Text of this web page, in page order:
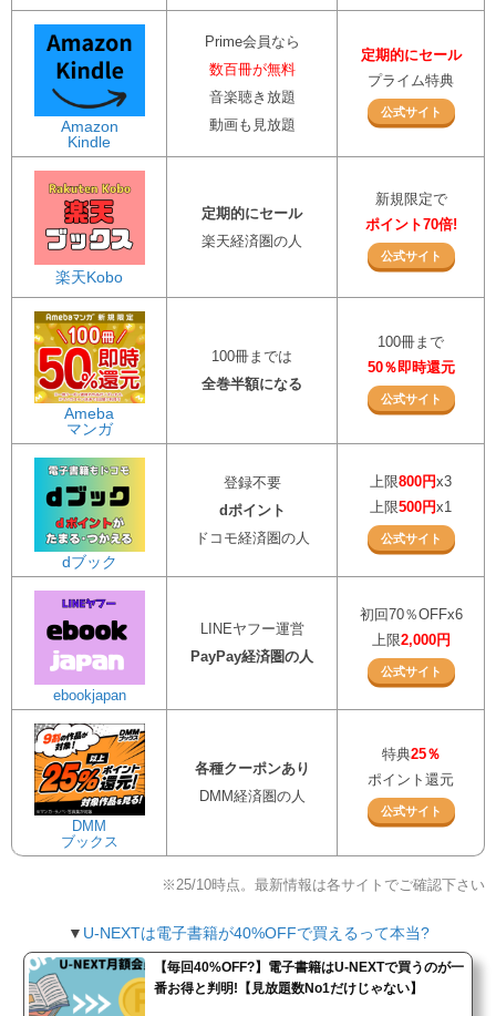
Amazon
Kindle
Prime会員なら
数百冊が無料
音楽聴き放題
動画も見放題
定期的にセール
プライム特典
公式サイト
楽天Kobo
定期的にセール
楽天経済圏の人
新規限定で
ポイント70倍!
公式サイト
Ameba
マンガ
100冊までは
全巻半額になる
100冊まで
50％即時還元
公式サイト
dブック
登録不要
dポイント
ドコモ経済圏の人
上限800円x3
上限500円x1
公式サイト
ebookjapan
LINEヤフー運営
PayPay経済圏の人
初回70％OFFx6
上限2,000円
公式サイト
DMM
ブックス
各種クーポンあり
DMM経済圏の人
特典25％
ポイント還元
公式サイト
※25/10時点。最新情報は各サイトでご確認下さい
▼ U-NEXTは電子書籍が40%OFFで買えるって本当?
【毎回40%OFF?】電子書籍はU-NEXTで買うのが一
番お得と判明!【見放題数No1だけじゃない】